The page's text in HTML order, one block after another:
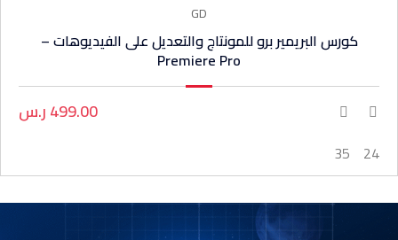
GD
كورس البريمير برو للمونتاج والتعديل على الفيديوهات –
Premiere Pro
24
35
499.00 ر.س